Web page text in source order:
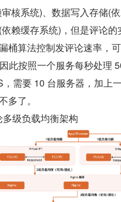
核系统)、数据写入存储(
赖缓存系统)，但是评论
桶算法控制发评论速率，
此按照一个服务每秒处理
，需要 10 台服务器，加上
多了。
级负载均衡架构